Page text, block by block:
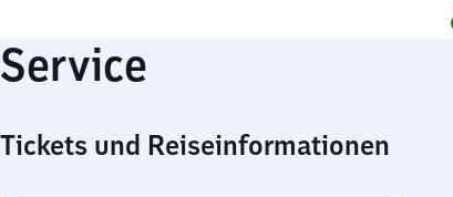
Service
Tickets und Reiseinformationen